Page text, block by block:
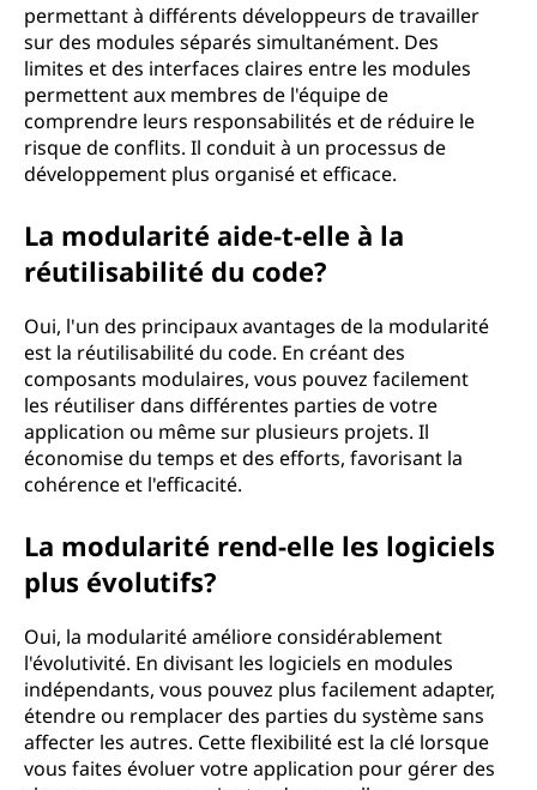
permettant à différents développeurs de travailler
sur des modules séparés simultanément. Des
limites et des interfaces claires entre les modules
permettent aux membres de l'équipe de
comprendre leurs responsabilités et de réduire le
risque de conflits. Il conduit à un processus de
développement plus organisé et efficace.
La modularité aide-t-elle à la
réutilisabilité du code?
Oui, l'un des principaux avantages de la modularité
est la réutilisabilité du code. En créant des
composants modulaires, vous pouvez facilement
les réutiliser dans différentes parties de votre
application ou même sur plusieurs projets. Il
économise du temps et des efforts, favorisant la
cohérence et l'efficacité.
La modularité rend-elle les logiciels
plus évolutifs?
Oui, la modularité améliore considérablement
l'évolutivité. En divisant les logiciels en modules
indépendants, vous pouvez plus facilement adapter,
étendre ou remplacer des parties du système sans
affecter les autres. Cette flexibilité est la clé lorsque
vous faites évoluer votre application pour gérer des